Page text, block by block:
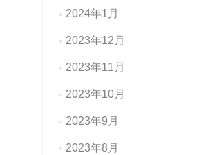
2024年1月
2023年12月
2023年11月
2023年10月
2023年9月
2023年8月